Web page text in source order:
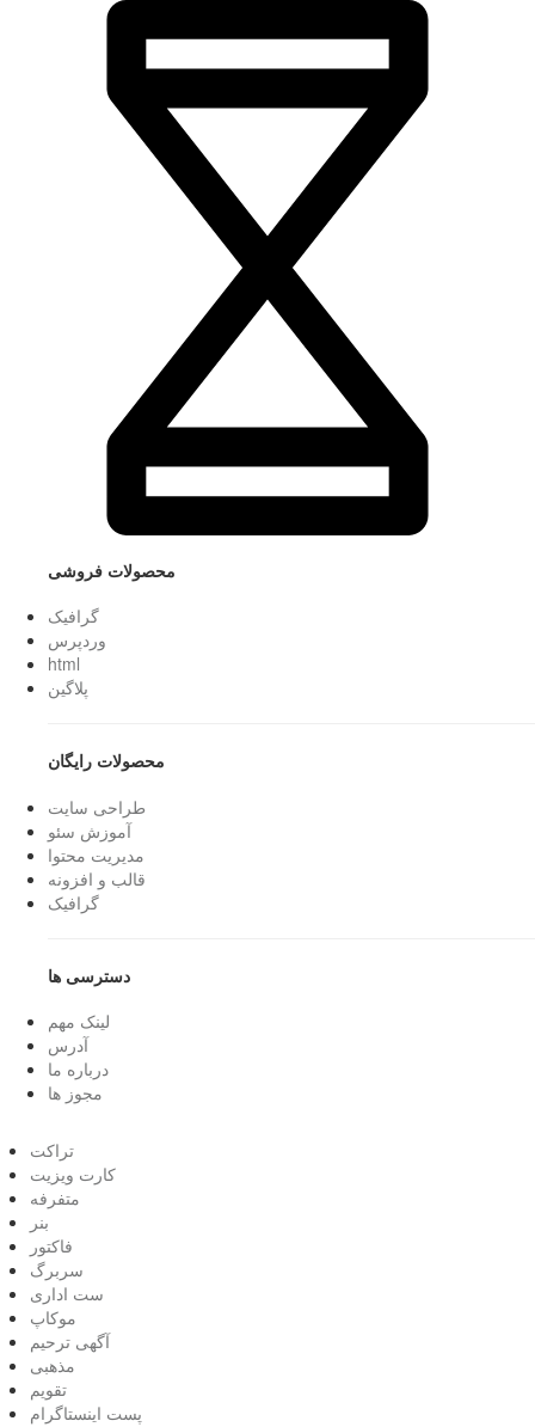
محصولات فروشی
گرافیک
وردپرس
html
پلاگین
محصولات رایگان
طراحی سایت
آموزش سئو
مدیریت محتوا
قالب و افزونه
گرافیک
دسترسی ها
لینک مهم
آدرس
درباره ما
مجوز ها
تراکت
کارت ویزیت
متفرفه
بنر
فاکتور
سربرگ
ست اداری
موکاپ
آگهی ترحیم
مذهبی
تقویم
پست اینستاگرام